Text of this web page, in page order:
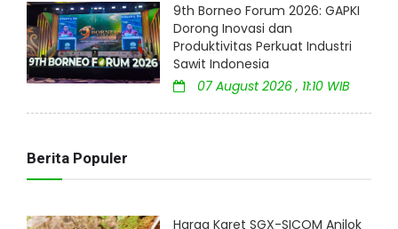
9th Borneo Forum 2026: GAPKI
Dorong Inovasi dan
Produktivitas Perkuat Industri
Sawit Indonesia
07 August 2026 , 11:10 WIB
Berita Populer
Harga Karet SGX-SICOM Anjlok